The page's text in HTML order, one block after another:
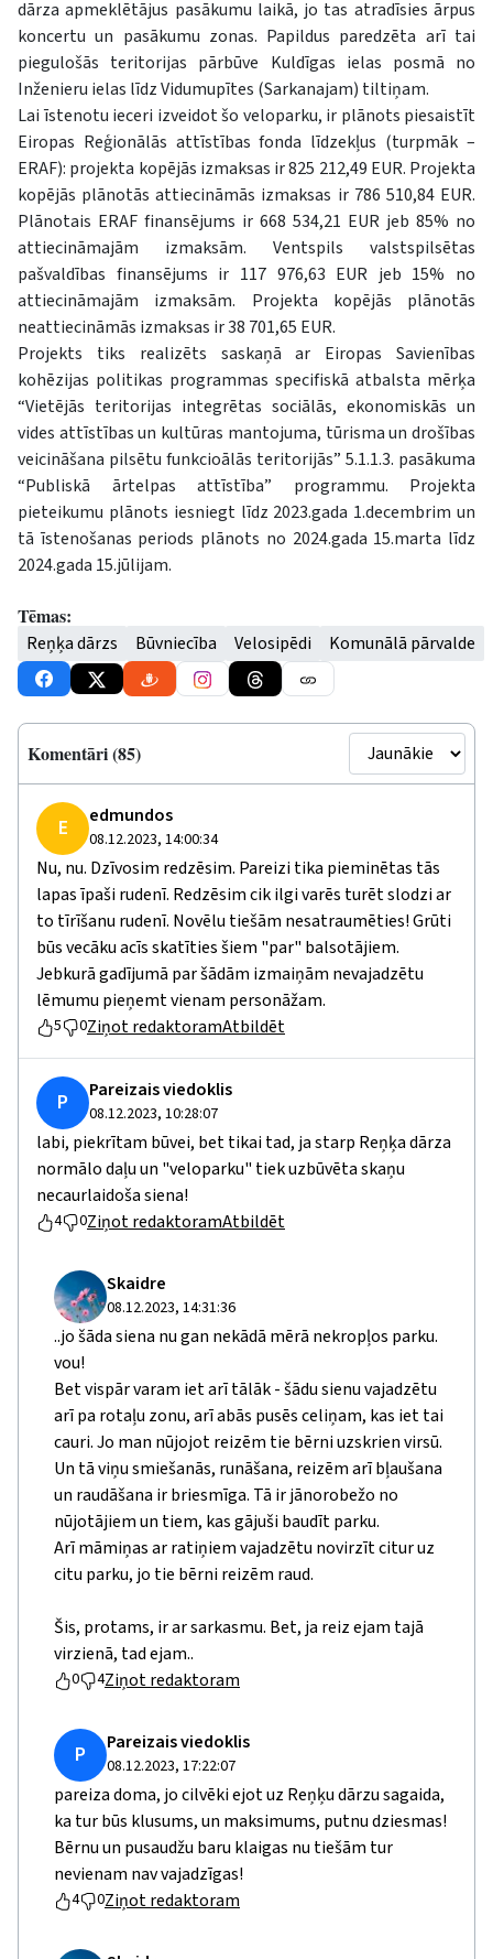
dārza apmeklētājus pasākumu laikā, jo tas atradīsies ārpus
koncertu un pasākumu zonas. Papildus paredzēta arī tai
piegulošās teritorijas pārbūve Kuldīgas ielas posmā no
Inženieru ielas līdz Vidumupītes (Sarkanajam) tiltiņam.
Lai īstenotu ieceri izveidot šo veloparku, ir plānots piesaistīt
Eiropas Reģionālās attīstības fonda līdzekļus (turpmāk –
ERAF): projekta kopējās izmaksas ir 825 212,49 EUR. Projekta
kopējās plānotās attiecināmās izmaksas ir 786 510,84 EUR.
Plānotais ERAF finansējums ir 668 534,21 EUR jeb 85% no
attiecināmajām izmaksām. Ventspils valstspilsētas
pašvaldības finansējums ir 117 976,63 EUR jeb 15% no
attiecināmajām izmaksām. Projekta kopējās plānotās
neattiecināmās izmaksas ir 38 701,65 EUR.
Projekts tiks realizēts saskaņā ar Eiropas Savienības
kohēzijas politikas programmas specifiskā atbalsta mērķa
“Vietējās teritorijas integrētas sociālās, ekonomiskās un
vides attīstības un kultūras mantojuma, tūrisma un drošības
veicināšana pilsētu funkcioālās teritorijās” 5.1.1.3. pasākuma
“Publiskā ārtelpas attīstība” programmu. Projekta
pieteikumu plānots iesniegt līdz 2023.gada 1.decembrim un
tā īstenošanas periods plānots no 2024.gada 15.marta līdz
2024.gada 15.jūlijam.
Tēmas:
Reņķa dārzs Būvniecība Velosipēdi Komunālā pārvalde
Komentāri (85)
E edmundos
08.12.2023, 14:00:34
Nu, nu. Dzīvosim redzēsim. Pareizi tika pieminētas tās
lapas īpaši rudenī. Redzēsim cik ilgi varēs turēt slodzi ar
to tīrīšanu rudenī. Novēlu tiešām nesatraumēties! Grūti
būs vecāku acīs skatīties šiem "par" balsotājiem.
Jebkurā gadījumā par šādām izmaiņām nevajadzētu
lēmumu pieņemt vienam personāžam.
5 0Ziņot redaktoramAtbildēt
P Pareizais viedoklis
08.12.2023, 10:28:07
labi, piekrītam būvei, bet tikai tad, ja starp Reņķa dārza
normālo daļu un "veloparku" tiek uzbūvēta skaņu
necaurlaidoša siena!
4 0Ziņot redaktoramAtbildēt
Skaidre
08.12.2023, 14:31:36
..jo šāda siena nu gan nekādā mērā nekropļos parku.
vou!
Bet vispār varam iet arī tālāk - šādu sienu vajadzētu
arī pa rotaļu zonu, arī abās pusēs celiņam, kas iet tai
cauri. Jo man nūjojot reizēm tie bērni uzskrien virsū.
Un tā viņu smiešanās, runāšana, reizēm arī bļaušana
un raudāšana ir briesmīga. Tā ir jānorobežo no
nūjotājiem un tiem, kas gājuši baudīt parku.
Arī māmiņas ar ratiņiem vajadzētu novirzīt citur uz
citu parku, jo tie bērni reizēm raud.
Šis, protams, ir ar sarkasmu. Bet, ja reiz ejam tajā
virzienā, tad ejam..
0 4Ziņot redaktoram
P Pareizais viedoklis
08.12.2023, 17:22:07
pareiza doma, jo cilvēki ejot uz Reņķu dārzu sagaida,
ka tur būs klusums, un maksimums, putnu dziesmas!
Bērnu un pusaudžu baru klaigas nu tiešām tur
nevienam nav vajadzīgas!
4 0Ziņot redaktoram